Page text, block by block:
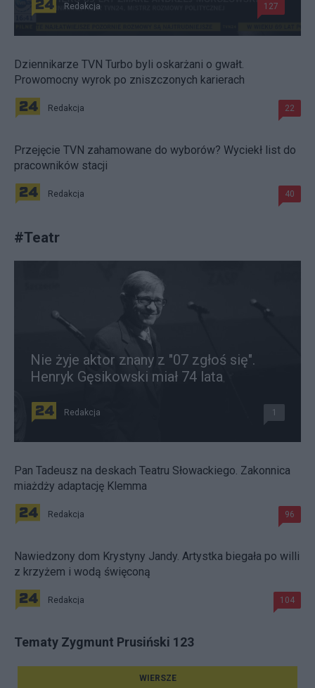
Redakcja 127
Dziennikarze TVN Turbo byli oskarżani o gwałt.
Prowomocny wyrok po zniszczonych karierach
Redakcja 22
Przejęcie TVN zahamowane do wyborów? Wyciekł list do
pracowników stacji
Redakcja 40
#Teatr
Nie żyje aktor znany z "07 zgłoś się".
Henryk Gęsikowski miał 74 lata
Redakcja 1
Pan Tadeusz na deskach Teatru Słowackiego. Zakonnica
miażdży adaptację Klemma
Redakcja 96
Nawiedzony dom Krystyny Jandy. Artystka biegała po willi
z krzyżem i wodą święconą
Redakcja 104
Tematy Zygmunt Prusiński 123
WIERSZE